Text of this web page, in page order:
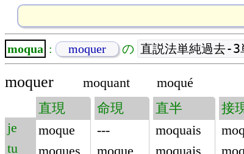
moqua : moquer の 直説法単純過去-3
moquer moquant moqué
je
tu
直現
moque
moques
命現
---
moque
直半
moquais
moquais
接